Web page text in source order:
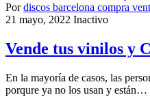
Por discos barcelona compra
21 mayo, 2022 Inactivo
Vende tus vinilos y
En la mayoría de casos, las
porqure ya no los usan y están…